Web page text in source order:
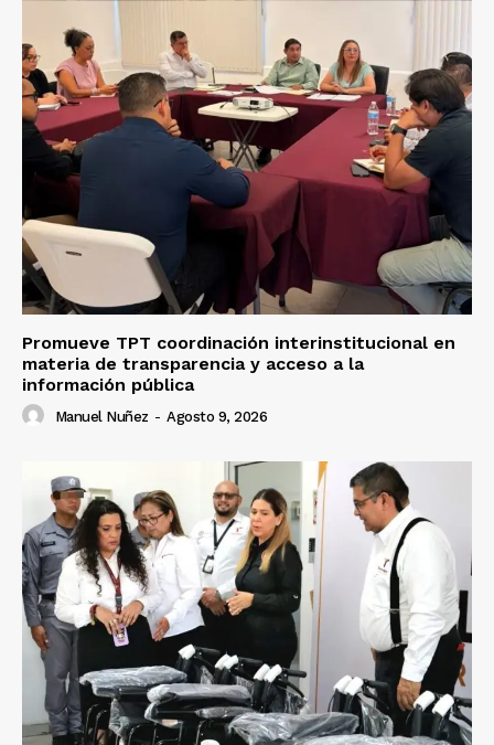
Promueve TPT coordinación interinstitucional en
materia de transparencia y acceso a la
información pública
Manuel Nuñez - Agosto 9, 2026